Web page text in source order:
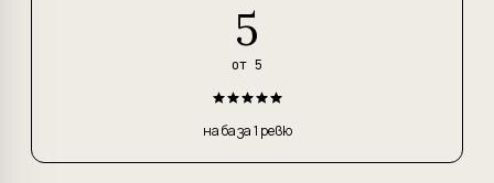
5
от 5
на база 1 ревю